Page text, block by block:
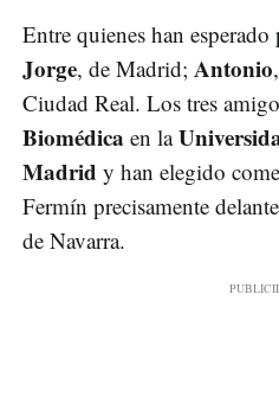
Entre quienes han esperado
Jorge, de Madrid; Antonio
Ciudad Real. Los tres
Biomédica en la
Madrid y han elegido
Fermín precisamente
de Navarra.